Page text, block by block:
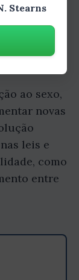
de
na
1970.
ao sexo,
novas
leis e
como
entre
Stearns